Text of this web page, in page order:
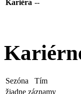
Kariéra --
Sezóna Tím
žiadne záznamy